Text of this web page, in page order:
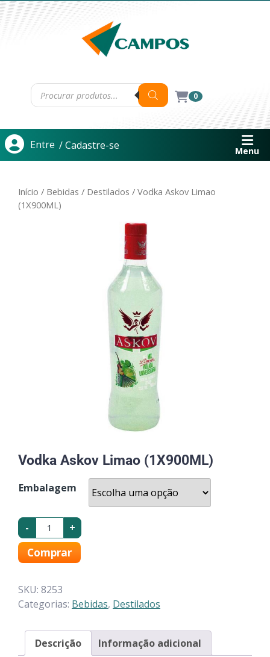
0
Entre / Cadastre-se Menu
Início / Bebidas / Destilados / Vodka Askov Limao
(1X900ML)
Vodka Askov Limao (1X900ML)
Embalagem
- +
Comprar
SKU: 8253
Categorias: Bebidas, Destilados
Descrição Informação adicional